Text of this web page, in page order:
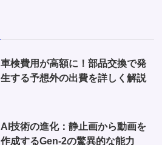
車検費用が高額に！部品交換で発
生する予想外の出費を詳しく解説
AI技術の進化：静止画から動画を
作成するGen-2の驚異的な能力